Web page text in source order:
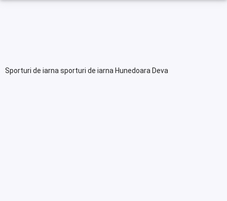
Sporturi de iarna sporturi de iarna Hunedoara Deva